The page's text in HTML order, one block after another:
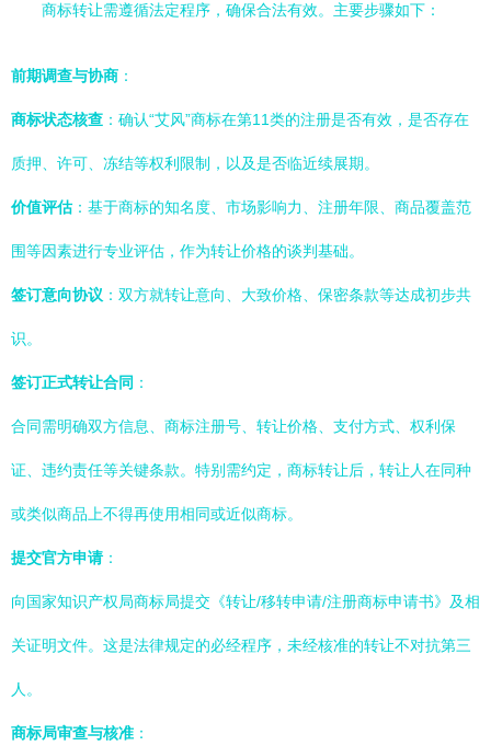
商标转让需遵循法定程序，确保合法有效。主要步骤如下：
前期调查与协商 ：
商标状态核查 ：确认“艾风”商标在第11类的注册是否有效，是否存在
质押、许可、冻结等权利限制，以及是否临近续展期。
价值评估：基于商标的知名度、市场影响力、注册年限、商品覆盖范
围等因素进行专业评估，作为转让价格的谈判基础。
签订意向协议 ：双方就转让意向、大致价格、保密条款等达成初步共
识。
签订正式转让合同 ：
合同需明确双方信息、商标注册号、转让价格、支付方式、权利保
证、违约责任等关键条款。特别需约定，商标转让后，转让人在同种
或类似商品上不得再使用相同或近似商标。
提交官方申请：
向国家知识产权局商标局提交《转让/移转申请/注册商标申请书》及相
关证明文件。这是法律规定的必经程序，未经核准的转让不对抗第三
人。
商标局审查与核准 ：